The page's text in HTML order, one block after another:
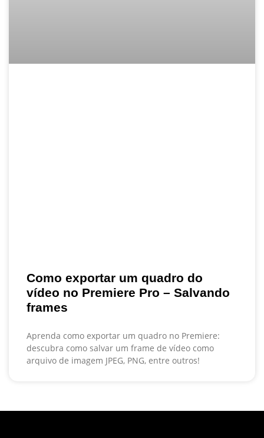
Como exportar um quadro do
vídeo no Premiere Pro – Salvando
frames
Aprenda como exportar um quadro no Premiere:
descubra como salvar um frame de vídeo como
arquivo de imagem JPEG, PNG, entre outros!